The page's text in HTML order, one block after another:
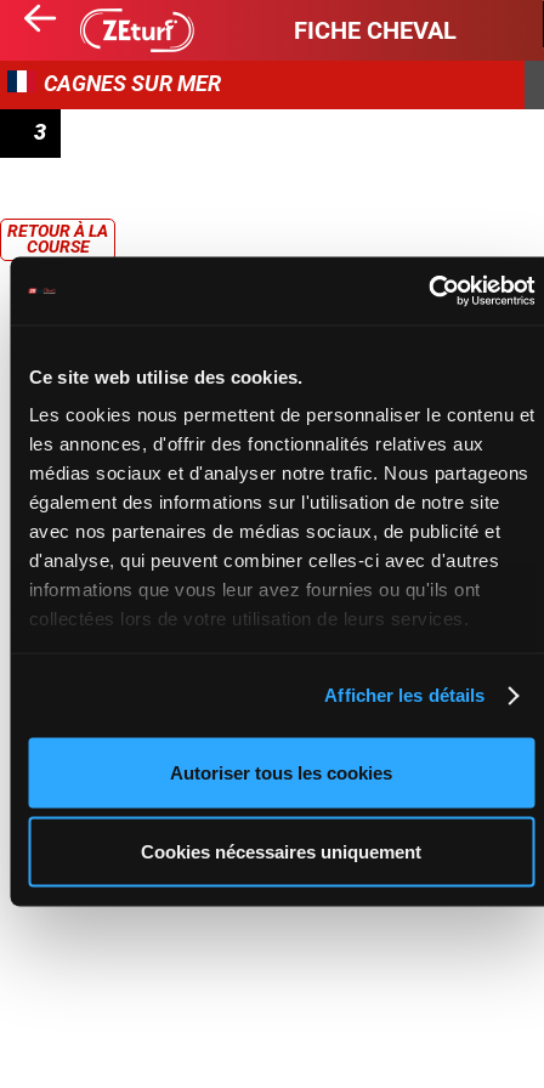
Ce site web utilise des cookies.
Les cookies nous permettent de personnaliser le contenu et
les annonces, d'offrir des fonctionnalités relatives aux
médias sociaux et d'analyser notre trafic. Nous partageons
également des informations sur l'utilisation de notre site
avec nos partenaires de médias sociaux, de publicité et
d'analyse, qui peuvent combiner celles-ci avec d'autres
informations que vous leur avez fournies ou qu'ils ont
collectées lors de votre utilisation de leurs services.
Afficher les détails
Autoriser tous les cookies
Cookies nécessaires uniquement
FICHE CHEVAL
CAGNES SUR MER
3
RETOUR À LA
COURSE